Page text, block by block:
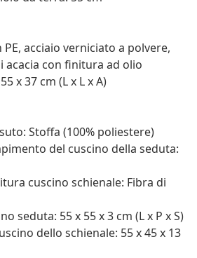
acciaio verniciato a polvere,
acacia con finitura ad olio
x 37 cm (L x L x A)
Stoffa (100% poliestere)
del cuscino della seduta:
cuscino schienale: Fibra di
seduta: 55 x 55 x 3 cm (L x P x S)
dello schienale: 55 x 45 x 13